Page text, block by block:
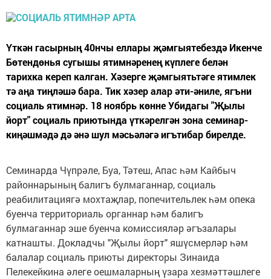
Үткән гасырның 40нчы еллары җәмгыятебездә Икенче
Бөтендөнья сугышы ятимнәренең күплеге белән
тарихка кереп калган. Хәзерге җәмгыятьтәге ятимлек
тә аңа тиңләшә бара. Тик хәзер алар әти-әниле, ягъни
социаль ятимнәр. 18 ноябрь көнне Убидагы "Җылы
йорт" социаль приютында үткәрелгән зона семинар-
киңәшмәдә дә әнә шул мәсьәләгә игътибар бирелде.
Семинарда Чүпрәле, Буа, Тәтеш, Апас һәм Кайбыч
районнарының балигъ булмаганнар, социаль
реабилитациягә мохтаҗлар, попечительлек һәм опека
буенча территориаль органнар һәм балигъ
булмаганнар эше буенча комиссияләр әгъзалары
катнашты. Докладчы "Җылы йорт" яшүсмерләр һәм
балалар социаль приюты директоры Зинаида
Пелекейкина әлеге оешмаларның үзара хезмәттәшлеге